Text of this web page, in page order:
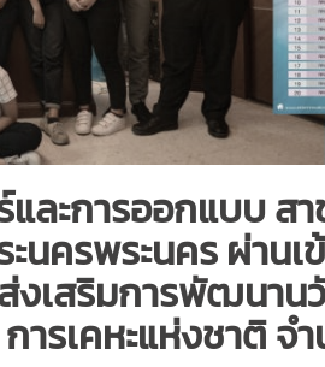
ะการออกแบบ ส
นครพระนคร ผ่าน
ส่งเสริมการพัฒนา
ารเคหะแห่งชาติ จ